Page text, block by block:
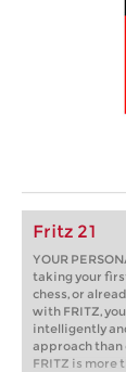
Fritz 21
YOUR
taking your
chess, or
with FRITZ,
intelligently
approach than
FRITZ is more